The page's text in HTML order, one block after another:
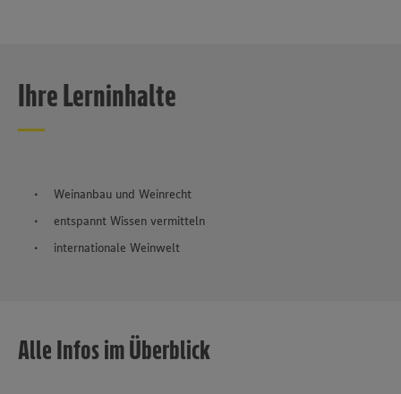
Ihre Lerninhalte
Weinanbau und Weinrecht
entspannt Wissen vermitteln
internationale Weinwelt
Alle Infos im Überblick